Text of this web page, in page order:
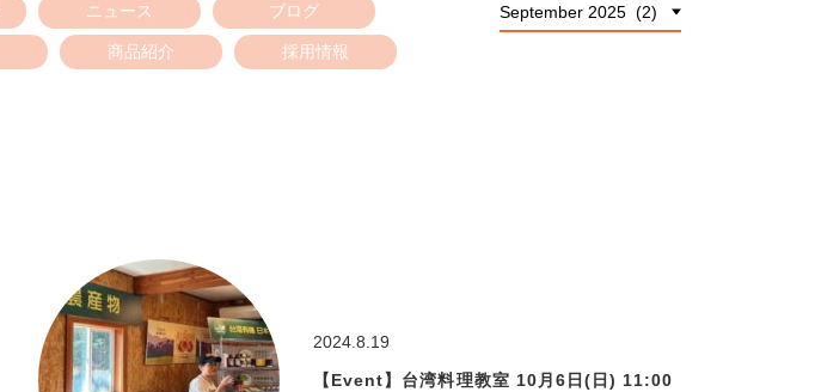
ニュース ブログ
商品紹介 採用情報
2024.8.19
【Event】台湾料理教室 10月6日(日) 11:00